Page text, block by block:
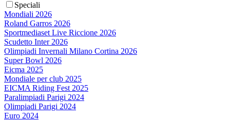
Speciali
Mondiali 2026
Roland Garros 2026
Sportmediaset Live Riccione 2026
Scudetto Inter 2026
Olimpiadi Invernali Milano Cortina 2026
Super Bowl 2026
Eicma 2025
Mondiale per club 2025
EICMA Riding Fest 2025
Paralimpiadi Parigi 2024
Olimpiadi Parigi 2024
Euro 2024